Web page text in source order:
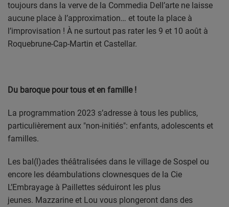
toujours dans la verve de la Commedia Dell’arte ne laisse
aucune place à l’approximation… et toute la place à
l’improvisation ! À ne surtout pas rater les 9 et 10 août à
Roquebrune-Cap-Martin et Castellar.
Du baroque pour tous et en famille !
La programmation 2023 s’adresse à tous les publics,
particulièrement aux "non-initiés": enfants, adolescents et
familles.
Les bal(l)ades théâtralisées dans le village de Sospel ou
encore les déambulations clownesques de la Cie
L’Embrayage à Paillettes séduiront les plus
jeunes. Mazzarine et Lou vous plongeront dans des